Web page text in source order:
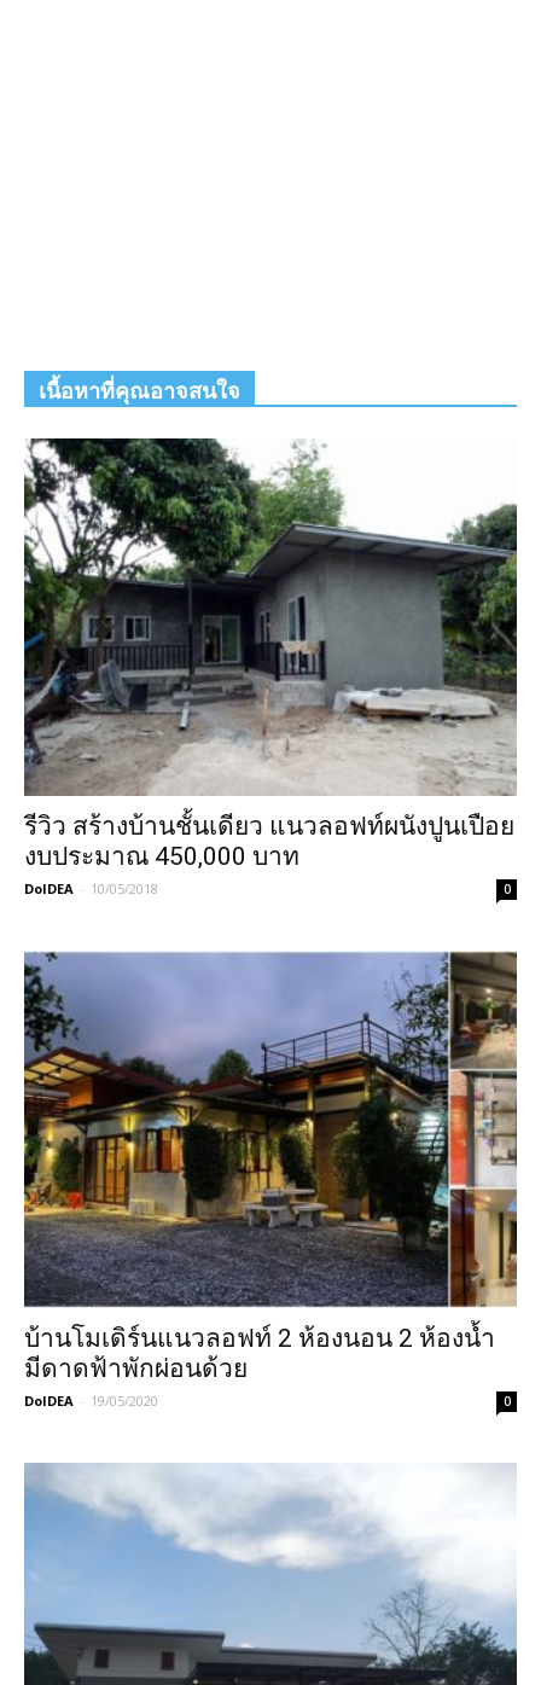
เนื้อหาที่คุณอาจสนใจ
รีวิว สร้างบ้านชั้นเดียว แนวลอฟท์ผนังปูนเปือย
งบประมาณ 450,000 บาท
DoIDEA - 10/05/2018 0
บ้านโมเดิร์นแนวลอฟท์ 2 ห้องนอน 2 ห้องน้ำ
มีดาดฟ้าพักผ่อนด้วย
DoIDEA - 19/05/2020 0